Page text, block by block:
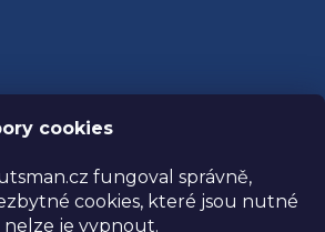
cookies
fungoval správně,
cookies, které jsou nutné
je vypnout.